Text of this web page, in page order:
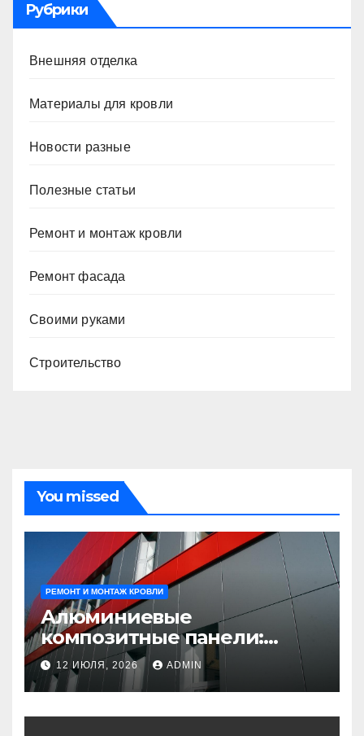
Рубрики
Внешняя отделка
Материалы для кровли
Новости разные
Полезные статьи
Ремонт и монтаж кровли
Ремонт фасада
Своими руками
Строительство
You missed
РЕМОНТ И МОНТАЖ КРОВЛИ
Алюминиевые
композитные панели:
универсальное решение
для современного
строительства и дизайна
12 ИЮЛЯ, 2026 ADMIN